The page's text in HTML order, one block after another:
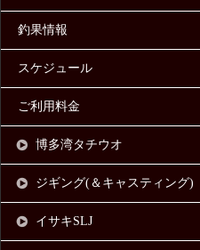
釣果情報
スケジュール
ご利用料金
博多湾タチウオ
ジギング(＆キャスティング)
イサキSLJ